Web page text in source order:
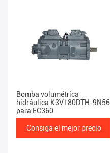
Bomba volumétrica
hidráulica K3V180DTH-9N56
para EC360
Consiga el mejor precio